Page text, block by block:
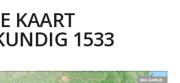
KAART
1533